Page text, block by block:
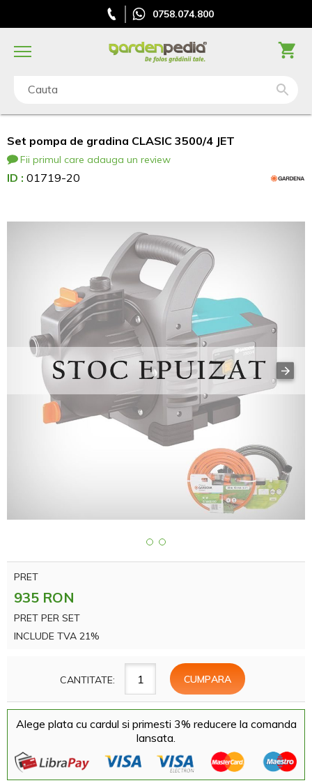
0758.074.800
Cauta
Set pompa de gradina CLASIC 3500/4 JET
Fii primul care adauga un review
ID : 01719-20
PRET
935 RON
PRET PER SET
INCLUDE TVA 21%
CANTITATE:
Alege plata cu cardul si primesti 3% reducere la comanda
lansata.